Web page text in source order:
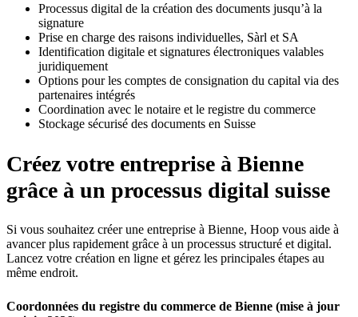
Processus digital de la création des documents jusqu’à la
signature
Prise en charge des raisons individuelles, Sàrl et SA
Identification digitale et signatures électroniques valables
juridiquement
Options pour les comptes de consignation du capital via des
partenaires intégrés
Coordination avec le notaire et le registre du commerce
Stockage sécurisé des documents en Suisse
Créez votre entreprise à Bienne
grâce à un processus digital suisse
Si vous souhaitez créer une entreprise à Bienne, Hoop vous aide à
avancer plus rapidement grâce à un processus structuré et digital.
Lancez votre création en ligne et gérez les principales étapes au
même endroit.
Coordonnées du registre du commerce de Bienne (mise à jour